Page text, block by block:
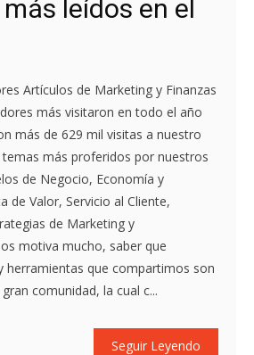
leídos en el
Artículos de Marketing y Finanzas
más visitaron en todo el año
más de 629 mil visitas a nuestro
más proferidos por nuestros
de Negocio, Economía y
de Valor, Servicio al Cliente,
de Marketing y
motiva mucho, saber que
herramientas que compartimos son
comunidad, la cual c...
Seguir Leyendo